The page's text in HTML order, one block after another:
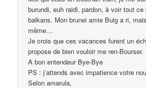
burundi, euh raidi, pardon, à voir tout ce
balkans. Mon brunei amie Bulg a ri,
même…
Je crois que ces vacances furent un
propose de bien vouloir me ren-Bourser.
A bon entendeur Bye-Bye
PS : j’attends avec impatience votre
Selon amarula,